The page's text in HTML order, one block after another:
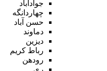
جوادآباد
چهاردانگه
حسن آباد
دماوند
دیزین
رباط کریم
رودهن
ری